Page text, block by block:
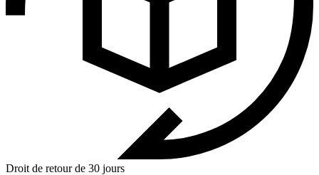
Droit de retour de 30 jours